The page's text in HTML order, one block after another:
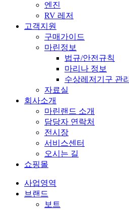
엔진
RV 레저
고객지원
구매가이드
마린정보
법규/안전규칙
마리나 정보
수상레저기구 관리
자료실
회사소개
마린랜드 소개
담당자 연락처
전시장
서비스센터
오시는 길
쇼핑몰
사업영역
브랜드
보트